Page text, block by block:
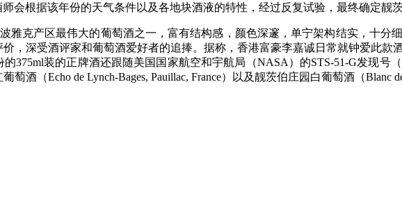
会根据该年份的天气条件以及各地块酒液的特性，经过反复试验，最终确定靓
波雅克产区最伟大的葡萄酒之一，富有结构感，颜色深邃，单宁架构结实，十
，深受酒评家和葡萄酒爱好者的追捧。据称，香港富豪李嘉诚日常就钟爱此款
375ml装的正牌酒还跟随美国国家航空和宇航局（NASA）的STS-51-G发现号
（Echo de Lynch-Bages, Pauillac, France）以及靓茨伯庄园白葡萄酒（Blanc de